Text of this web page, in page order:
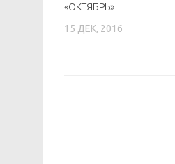
«ОКТЯБРЬ»
15 ДЕК, 2016